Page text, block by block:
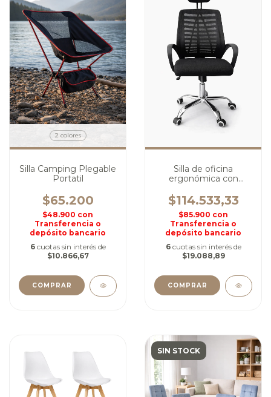
2 colores
Silla Camping Plegable
Portatil
$65.200
$48.900 con
Transferencia o
depósito bancario
6 cuotas sin interés de
$10.866,67
COMPRAR
Silla de oficina
ergonómica con
$114.533,33
$85.900 con
Transferencia o
depósito bancario
6 cuotas sin interés de
$19.088,89
SIN STOCK